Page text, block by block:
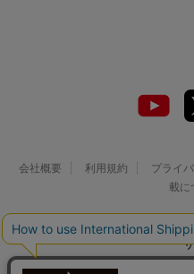
会社概要 利用規約 プライ
載に
© 2026 Watch LIFE NEWS｜ウオ